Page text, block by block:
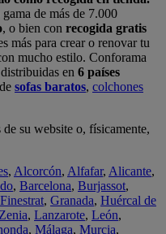
gama de más de 7.000
, o bien con recogida gratis
más para crear o renovar tu
mucho estilo. Conforama
en 6 países
sofas baratos, colchones
su website o, físicamente,
, Alcorcón, Alfafar, Alicante,
, Barcelona, Burjassot,
Finestrat, Granada, Huércal de
, Lanzarote, León,
, Málaga, Murcia,